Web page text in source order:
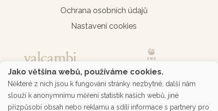
Ochrana osobních údajů
Nastavení cookies
Jako většina webů, používáme cookies.
Některé z nich jsou k fungování stránky nezbytné, další nám
slouží k anonymnímu měření statistik našich webů, jiné
přizpůsobí obsah nebo reklamu a sdílí informace s partnery pro